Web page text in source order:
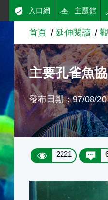
入口網 主題館
首頁 延伸閱讀
主要孔雀魚
發布日期：97/08/20
2221